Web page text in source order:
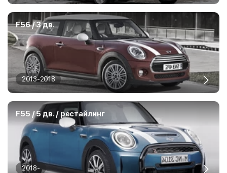
F56 / 3 дв.
2013-2018
F55 / 5 дв. / рестайлинг
2018-